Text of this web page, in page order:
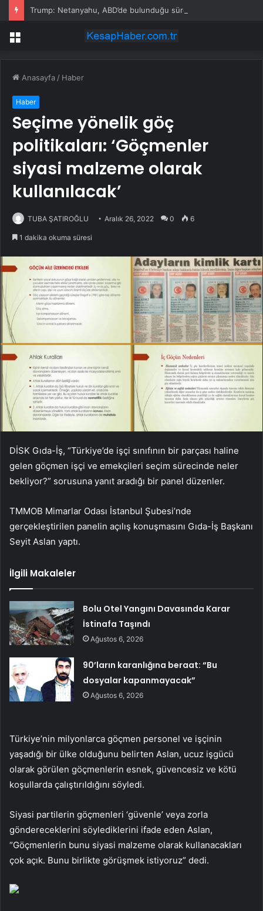
Menü
Anasayfa / Haber
Haber
Seçime yönelik göç
politikaları: ‘Göçmenler
siyasi malzeme olarak
kullanılacak’
TUBA ŞATIROĞLU Aralık 26, 2022 0 6
1 dakika okuma süresi
DİSK Gıda-İş, “Türkiye’de işçi sınıfının bir parçası haline
gelen göçmen işçi ve emekçileri seçim sürecinde neler
bekliyor?” sorusuna yanıt aradığı bir panel düzenler.
TMMOB Mimarlar Odası İstanbul Şubesi’nde
gerçekleştirilen panelin açılış konuşmasını Gıda-İş Başkanı
Seyit Aslan yaptı.
İlgili Makaleler
Bolu Otel Yangını Davasında Karar
İstinafa Taşındı
Ağustos 6, 2026
90’ların karanlığına beraat: “Bu
dosyalar kapanmayacak”
Ağustos 6, 2026
Türkiye’nin milyonlarca göçmen personel ve işçinin
yaşadığı bir ülke olduğunu belirten Aslan, ucuz işgücü
olarak görülen göçmenlerin esnek, güvencesiz ve kötü
koşullarda çalıştırıldığını söyledi.
Siyasi partilerin göçmenleri ‘güvenle’ veya zorla
göndereceklerini söylediklerini ifade eden Aslan,
“Göçmenlerin bunu siyasi malzeme olarak kullanacakları
çok açık. Bunu birlikte görüşmek istiyoruz” dedi.